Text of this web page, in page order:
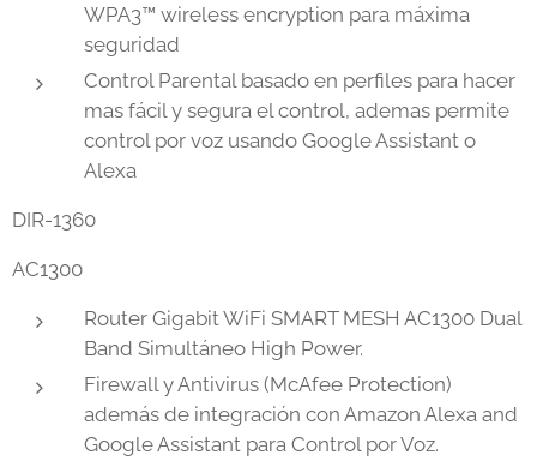
WPA3™ wireless encryption para máxima
seguridad
Control Parental basado en perfiles para hacer
mas fácil y segura el control, ademas permite
control por voz usando Google Assistant o
Alexa
DIR-1360
AC1300
Router Gigabit WiFi SMART MESH AC1300 Dual
Band Simultáneo High Power.
Firewall y Antivirus (McAfee Protection)
además de integración con Amazon Alexa and
Google Assistant para Control por Voz.